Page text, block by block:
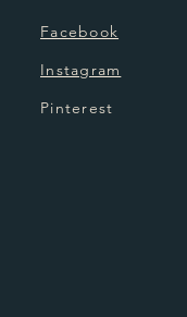
Facebook
Instagram
Pinterest